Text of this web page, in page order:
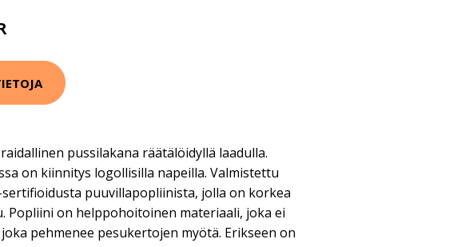
pussilakana räätälöidyllä laadulla.
on kiinnitys logollisilla napeilla. Valmistettu
puuvillapopliinista, jolla on korkea
Popliini on helppohoitoinen materiaali, joka ei
pehmenee pesukertojen myötä. Erikseen on